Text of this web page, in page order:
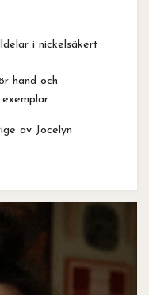
i nickelsäkert
hand och
av Jocelyn